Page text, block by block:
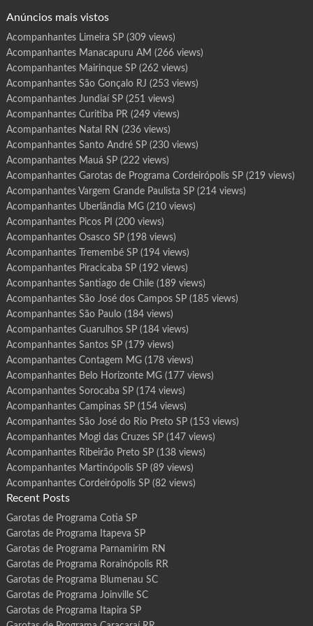
r
m
a
a
a
o
g
i
A
L
Anúncios mais vistos
Acompanhantes Limeira SP(309 views)
Acompanhantes Manacapuru AM (266 views)
Acompanhantes Mairinque SP(262 views)
Acompanhantes São Gonçalo RJ (253 views)
Acompanhantes Jundiaí SP(251 views)
Acompanhantes Curitiba PR(249 views)
Acompanhantes Natal RN (236 views)
Acompanhantes Santo André SP(230 views)
Acompanhantes Mauá SP(222 views)
Acompanhantes Garotas de Programa Cordeirópolis SP(219 views)
Acompanhantes Vargem Grande Paulista SP(214 views)
Acompanhantes Uberlândia MG(210 views)
Acompanhantes Picos PI (200 views)
Acompanhantes Osasco SP(198 views)
Acompanhantes Tremembé SP(194 views)
Acompanhantes Piracicaba SP(192 views)
Acompanhantes Santiago de Chile(189 views)
Acompanhantes São José dos Campos SP(185 views)
Acompanhantes São Paulo(184 views)
Acompanhantes Guarulhos SP(184 views)
Acompanhantes Santos SP(179 views)
Acompanhantes Contagem MG(178 views)
Acompanhantes Belo Horizonte MG(177 views)
Acompanhantes Sorocaba SP(174 views)
Acompanhantes Campinas SP(154 views)
Acompanhantes São José do Rio Preto SP(153 views)
Acompanhantes Mogi das Cruzes SP(147 views)
Acompanhantes Ribeirão Preto SP(138 views)
Acompanhantes Martinópolis SP(89 views)
Acompanhantes Cordeirópolis SP(82 views)
Recent Posts
Garotas de Programa Cotia SP
Garotas de Programa Itapeva SP
Garotas de Programa Parnamirim RN
Garotas de Programa Rorainópolis RR
Garotas de Programa Blumenau SC
Garotas de Programa Joinville SC
Garotas de Programa Itapira SP